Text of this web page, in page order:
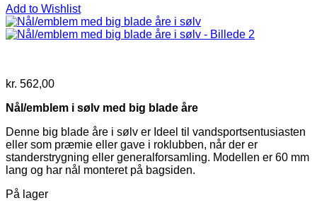
Add to Wishlist
kr. 562,00
Nål/emblem i sølv med big blade åre
Denne big blade åre i sølv er Ideel til vandsportsentusiasten
eller som præmie eller gave i roklubben, når der er
standerstrygning eller generalforsamling. Modellen er 60 mm
lang og har nål monteret på bagsiden.
På lager